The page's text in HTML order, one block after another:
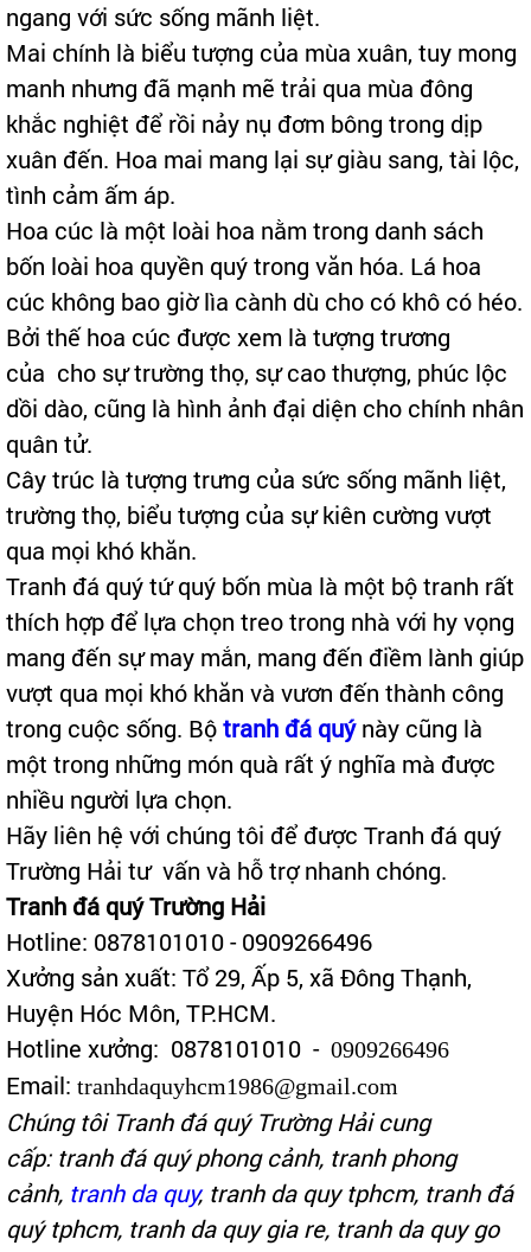
ngang với sức sống mãnh liệt.
Mai chính là biểu tượng của mùa xuân, tuy mong
manh nhưng đã mạnh mẽ trải qua mùa đông
khắc nghiệt để rồi nảy nụ đơm bông trong dịp
xuân đến. Hoa mai mang lại sự giàu sang, tài lộc,
tình cảm ấm áp.
Hoa cúc là một loài hoa nằm trong danh sách
bốn loài hoa quyền quý trong văn hóa. Lá hoa
cúc không bao giờ lìa cành dù cho có khô có héo.
Bởi thế hoa cúc được xem là tượng trương
của cho sự trường thọ, sự cao thượng, phúc lộc
dồi dào, cũng là hình ảnh đại diện cho chính nhân
quân tử.
Cây trúc là tượng trưng của sức sống mãnh liệt,
trường thọ, biểu tượng của sự kiên cường vượt
qua mọi khó khăn.
Tranh đá quý tứ quý bốn mùa là một bộ tranh rất
thích hợp để lựa chọn treo trong nhà với hy vọng
mang đến sự may mắn, mang đến điềm lành giúp
vượt qua mọi khó khăn và vươn đến thành công
trong cuộc sống. Bộtranh đá quýnày cũng là
một trong những món quà rất ý nghĩa mà được
nhiều người lựa chọn.
Hãy liên hệ với chúng tôi để được Tranh đá quý
Trường Hải tư vấn và hỗ trợ nhanh chóng.
Tranh đá quý Trường Hải
Hotline: 0878101010 -0909266496
Xưởng sản xuất: Tổ 29, Ấp 5, xã Đông Thạnh,
Huyện Hóc Môn, TP.HCM.
Hotline xưởng: 0878101010 - 0909266496
Email: tranhdaquyhcm1986@gmail.com
Chúng tôi Tranh đá quý Trường Hải cung
cấp: tranh đá quý phong cảnh, tranh phong
cảnh, tranh da quy, tranh da quy tphcm, tranh đá
quý tphcm, tranh da quy gia re, tranh da quy go